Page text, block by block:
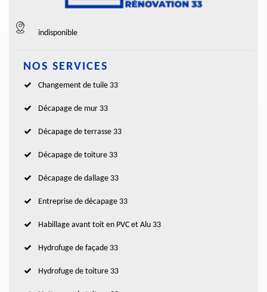
indisponible
NOS SERVICES
Changement de tuile 33
Décapage de mur 33
Décapage de terrasse 33
Décapage de toiture 33
Décapage de dallage 33
Entreprise de décapage 33
Habillage avant toit en PVC et Alu 33
Hydrofuge de façade 33
Hydrofuge de toiture 33